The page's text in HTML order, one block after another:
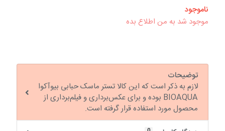
ناموجود
موجود شد به من اطلاع بده
توضیحات
لازم به ذکر است که این کالا تستر ماسک حبابی بیوآکوا
BIOAQUA بوده و برای عکس‌برداری و فیلم‌برداری از
محصول مورد استفاده قرار گرفته است.